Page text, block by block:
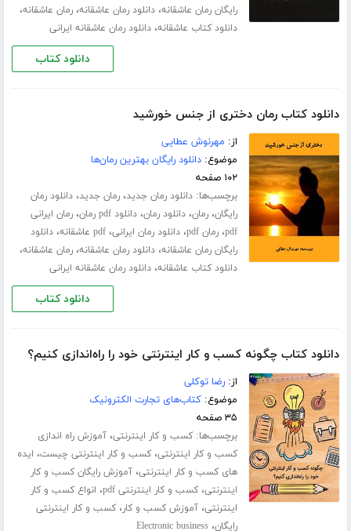
رایگان رمان عاشقانه،دانلود رمان عاشقانه،رمان عاشقانه،
دانلود کتاب عاشقانه،دانلود رمان عاشقانه ایرانی
دانلود کتاب
دانلود کتاب رمان دختری از جنس خورشید
از: مهرنوش عطایی
موضوع:دانلود رایگان بهترین رمان‌ها
۱۰۲ صفحه
برچسب‌ها:دانلود رمان جدید،رمان جدید،دانلود رمان
رایگان،رمان،دانلود رمان،دانلود pdf رمان ،رمان ایرانی
pdf،رمان pdf ،دانلود رمان ایرانی،pdf عاشقانه ،دانلود
رایگان رمان عاشقانه،دانلود رمان عاشقانه،رمان عاشقانه،
دانلود کتاب عاشقانه،دانلود رمان عاشقانه ایرانی
دانلود کتاب
دانلود کتاب چگونه کسب و کار اینترنتی خود را راه‌اندازی کنیم؟
از:رضا توکلی
موضوع:کتاب‌های تجارت الکترونیک
۳۵ صفحه
برچسب‌ها:کسب و کار اینترنتی،آموزش راه اندازی
کسب و کار اینترنتی،کسب و کار اینترنتی چیست، ایده
های کسب و کار اینترنتی،آموزش رایگان کسب و کار
اینترنتی،کسب و کار اینترنتی pdf ، انواع کسب و کار
اینترنتی،آموزش کسب و کار،کسب و کار اینترنتی
رایگان،Electronic business